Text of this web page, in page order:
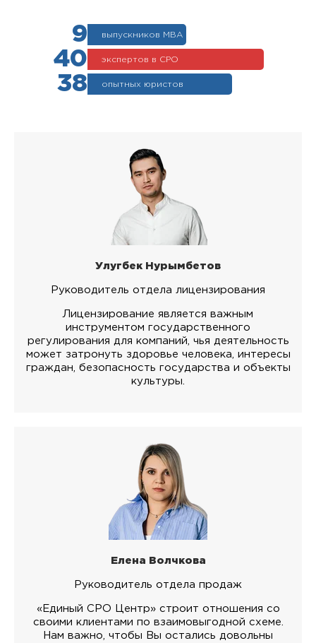
9 выпускников МВА
40 экспертов в СРО
38 опытных юристов
Улугбек Нурымбетов
Руководитель отдела лицензирования
Лицензирование является важным
инструментом государственного
регулирования для компаний, чья деятельность
может затронуть здоровье человека, интересы
граждан, безопасность государства и объекты
культуры.
Елена Волчкова
Руководитель отдела продаж
«Единый СРО Центр» строит отношения со
своими клиентами по взаимовыгодной схеме.
Нам важно, чтобы Вы остались довольны